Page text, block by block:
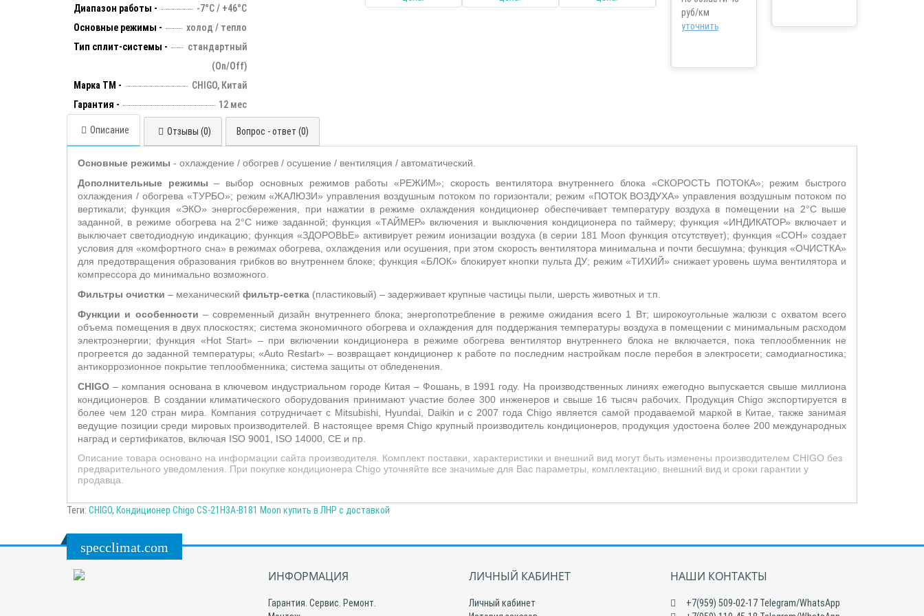
Диапазон работы -
-7°С / +46°С
Основные режимы -
холод / тепло
Тип сплит-системы -
стандартный
(On/Off)
Марка ТМ -
CHIGO, Китай
Гарантия -
12 мес
руб/км
уточнить
Описание Отзывы (0) Вопрос - ответ (0)
Основные режимы - охлаждение / обогрев / осушение / вентиляция / автоматический.
Дополнительные режимы – выбор основных режимов работы «РЕЖИМ»; скорость вентилятора внутреннего блока «СКОРОСТЬ ПОТОКА»; режим быстрого
охлаждения / обогрева «ТУРБО»; режим «ЖАЛЮЗИ» управления воздушным потоком по горизонтали; режим «ПОТОК ВОЗДУХА» управления воздушным потоком по
вертикали;функция «ЭКО» энергосбережения, при нажатии в режиме охлаждения кондиционер обеспечивает температуру воздуха в помещении на 2°С выше
заданной, в режиме обогрева на 2°С ниже заданной; функция «ТАЙМЕР» включения и выключения кондиционера по таймеру; функция «ИНДИКАТОР» включает и
выключает светодиодную индикацию; функция «ЗДОРОВЬЕ» активирует режим ионизации воздуха (в серии 181 Moon функция отсутствует); функция «СОН» создает
условия для «комфортного сна» в режимах обогрева, охлаждения или осушения, при этом скорость вентилятора минимальна и почти бесшумна; функция «ОЧИСТКА»
для предотвращения образования грибков во внутреннем блоке; функция «БЛОК» блокирует кнопки пульта ДУ; режим «ТИХИЙ» снижает уровень шума вентилятора и
компрессора до минимально возможного.
Фильтры очистки – механический фильтр-сетка (пластиковый) – задерживает крупные частицы пыли, шерсть животных и т.п.
Функции и особенности – современный дизайн внутреннего блока; энергопотребление в режиме ожидания всего 1 Вт; широкоугольные жалюзи с охватом всего
объема помещения в двух плоскостях; система экономичного обогрева и охлаждения для поддержания температуры воздуха в помещении с минимальным расходом
электроэнергии; функция «Hot Start» – при включении кондиционера в режиме обогрева вентилятор внутреннего блока не включается, пока теплообменник не
прогреется до заданной температуры; «Auto Restart» – возвращает кондиционер к работе по последним настройкам после перебоя в электросети;самодиагностика;
антикоррозионное покрытие теплообменника; система защиты от обледенения.
CHIGO – компания основана в ключевом индустриальном городе Китая – Фошань, в 1991 году. На производственных линиях ежегодно выпускается свыше миллиона
кондиционеров. В создании климатического оборудования принимают участие более 300 инженеров и свыше 16 тысяч рабочих. Продукция Chigo экспортируется в
более чем 120 стран мира. Компания сотрудничает с Mitsubishi, Hyundai, Daikin и с 2007 годаChigo является самой продаваемой маркой в Китае, также занимая
ведущие позиции среди мировых производителей. В настоящее время Chigo крупный производитель кондиционеров, продукция удостоена более 200 международных
наград и сертификатов, включая ISO 9001, ISO 14000, CE и пр.
Описание товара основано на информации сайта производителя. Комплект поставки, характеристики и внешний вид могут быть изменены производителем CHIGO без
предварительного уведомления. При покупке кондиционера Chigo уточняйте все значимые для Вас параметры, комплектацию, внешний вид и сроки гарантии у
продавца.
Теги: CHIGO, Кондиционер Chigo CS-21H3A-B181 Moon купить в ЛНР с доставкой
specclimat.com
ИНФОРМАЦИЯ
Гарантия. Сервис. Ремонт.
ЛИЧНЫЙ КАБИНЕТ
Личный кабинет
НАШИ КОНТАКТЫ
+7(959) 509-02-17 Telegram/WhatsApp